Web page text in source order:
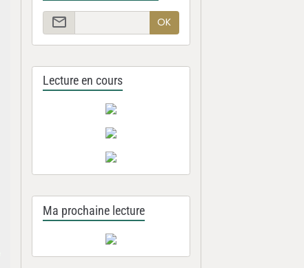
OK
Lecture en cours
Ma prochaine lecture